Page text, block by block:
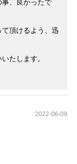
、良かったで
頂けるよう、迅
たします。
2022-06-09